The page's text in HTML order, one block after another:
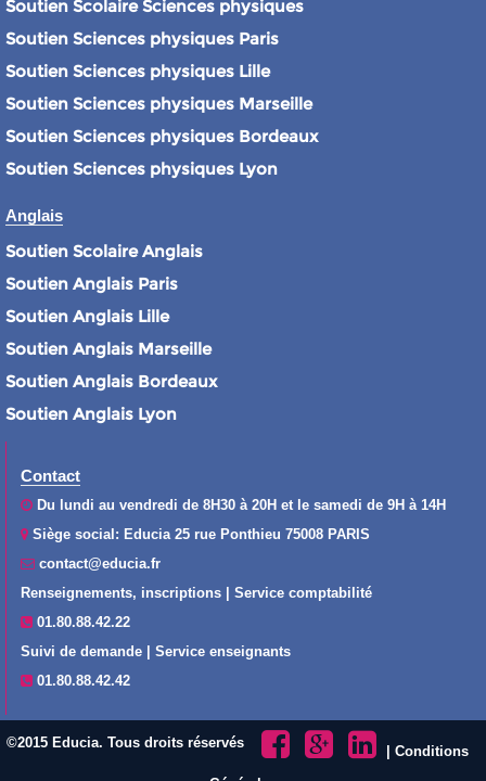
Soutien Scolaire Sciences physiques
Soutien Sciences physiques Paris
Soutien Sciences physiques Lille
Soutien Sciences physiques Marseille
Soutien Sciences physiques Bordeaux
Soutien Sciences physiques Lyon
Anglais
Soutien Scolaire Anglais
Soutien Anglais Paris
Soutien Anglais Lille
Soutien Anglais Marseille
Soutien Anglais Bordeaux
Soutien Anglais Lyon
Contact
Du lundi au vendredi de 8H30 à 20H et le samedi de 9H à 14H
Siège social: Educia 25 rue Ponthieu 75008 PARIS
contact@educia.fr
Renseignements, inscriptions | Service comptabilité
01.80.88.42.22
Suivi de demande | Service enseignants
01.80.88.42.42
©2015 Educia. Tous droits réservés
Conditions